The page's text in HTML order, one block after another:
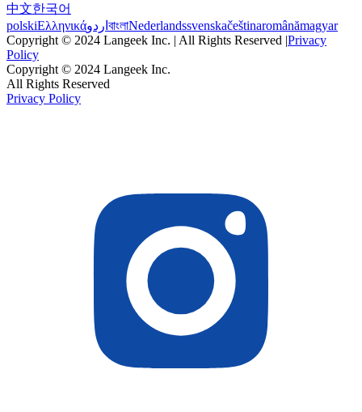
中文한국어
polskiΕλληνικάاردو বাংলাNederlandssvenskačeštinaromânămagyar
Copyright © 2024 Langeek Inc. | All Rights Reserved |Privacy
Policy
Copyright © 2024 Langeek Inc.
All Rights Reserved
Privacy Policy